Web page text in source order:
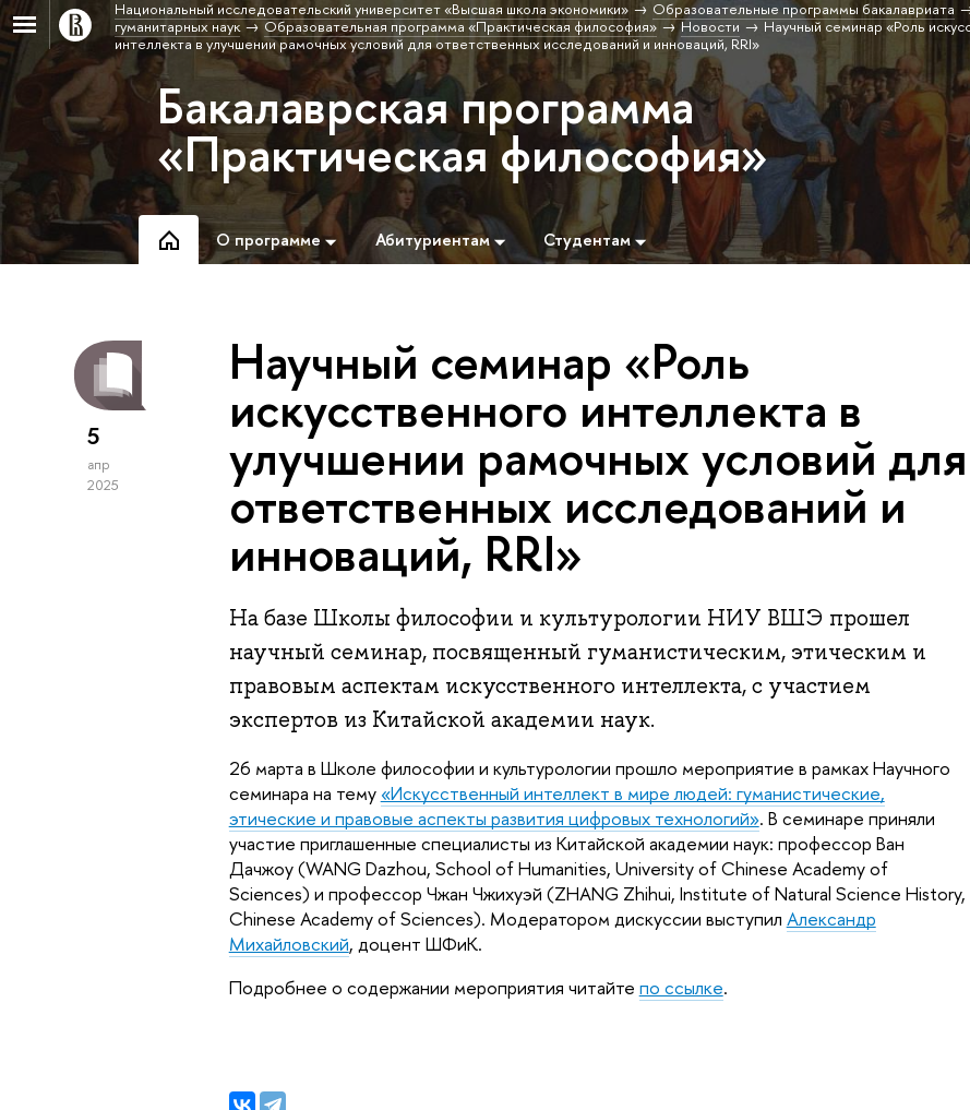
Национальный исследовательский университет «Высшая школа экономики» Образовательные программы бакалавриата
гуманитарных наук
Образовательная программа «Практическая философия» Новости
Научный семинар «Роль
интеллекта в улучшении рамочных условий для ответственных исследований и инноваций, RRI»
Бакалаврская программа
«Практическая философия»
О программе Абитуриентам Студентам
5
апр
2025
Научный семинар «Роль
искусственного интеллекта в
улучшении рамочных условий для
ответственных исследований и
инноваций, RRI»
На базе Школы философии и культурологии НИУ ВШЭ прошел
научный семинар, посвященный гуманистическим, этическим и
правовым аспектам искусственного интеллекта, с участием
экспертов из Китайской академии наук.
26 марта в Школе философии и культурологии прошло мероприятие в рамках Научного
семинара на тему «Искусственный интеллект в мире людей: гуманистические,
этические и правовые аспекты развития цифровых технологий». В семинаре приняли
участие приглашенные специалисты из Китайской академии наук: профессор Ван
Дачжоу (WANG Dazhou, School of Humanities, University of Chinese Academy of
Sciences) и профессор Чжан Чжихуэй (ZHANG Zhihui, Institute of Natural Science History,
Chinese Academy of Sciences). Модератором дискуссии выступил Александр
Михайловский, доцент ШФиК.
Подробнее о содержании мероприятия читайте по ссылке.